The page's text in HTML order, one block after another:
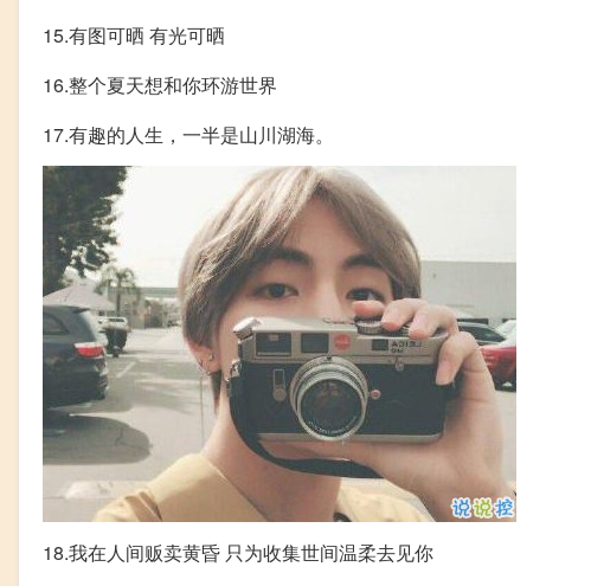
15.有图可晒 有光可晒
16.整个夏天想和你环游世界
17.有趣的人生，一半是山川湖海。
18.我在人间贩卖黄昏 只为收集世间温柔去见你